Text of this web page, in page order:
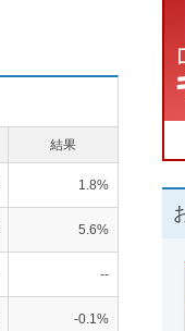
結果
1.8%
5.6%
--
-0.1%